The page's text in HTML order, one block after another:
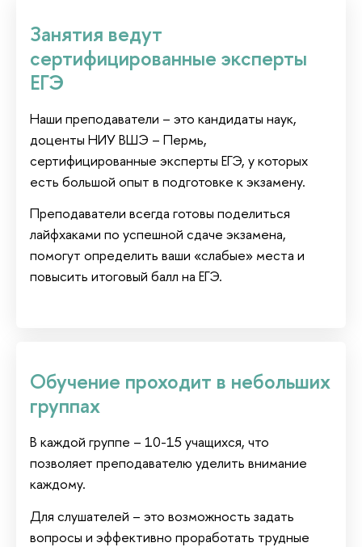
Занятия ведут
сертифицированные эксперты
ЕГЭ
Наши преподаватели – это кандидаты наук,
доценты НИУ ВШЭ – Пермь,
сертифицированные эксперты ЕГЭ, у которых
есть большой опыт в подготовке к экзамену.
Преподаватели всегда готовы поделиться
лайфхаками по успешной сдаче экзамена,
помогут определить ваши «слабые» места и
повысить итоговый балл на ЕГЭ.
Обучение проходит в небольших
группах
В каждой группе – 10-15 учащихся, что
позволяет преподавателю уделить внимание
каждому.
Для слушателей – это возможность задать
вопросы и эффективно проработать трудные